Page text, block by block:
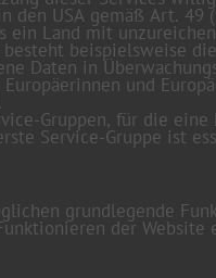
den USA gemäß Art. 49
ein Land mit
besteht beispielsweise
Daten in
und
Gruppen, für die
Service-Gruppe ist
grundlegende
der Website